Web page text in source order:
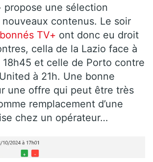
propose une sélection
contenus. Le soir
TV+ ont donc eu droit
cella de la Lazio face à
18h45 et celle de Porto contre
à 21h. Une bonne
une offre qui peut être très
remplacement d’une
chez un opérateur…